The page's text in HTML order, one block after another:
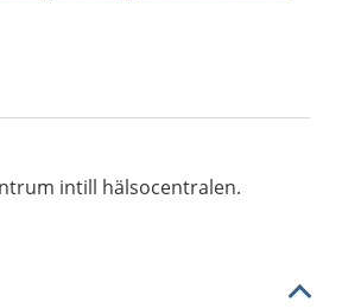
intill hälsocentralen.